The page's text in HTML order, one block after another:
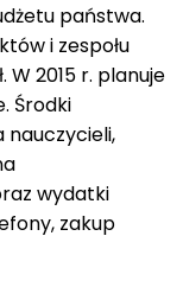
państwa.
i zespołu
W 2015 r. planuje
Środki
nauczycieli,
wydatki
zakup